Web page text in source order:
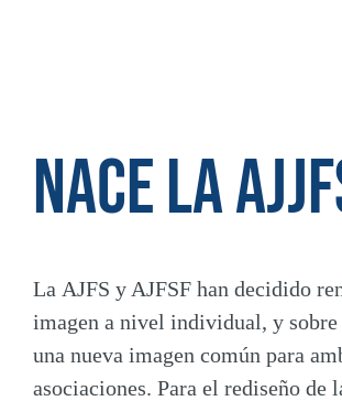
Nace la
La AJFS y AJFSF han decidido
imagen a nivel individual, y
una nueva imagen común para
asociaciones. Para el rediseño de